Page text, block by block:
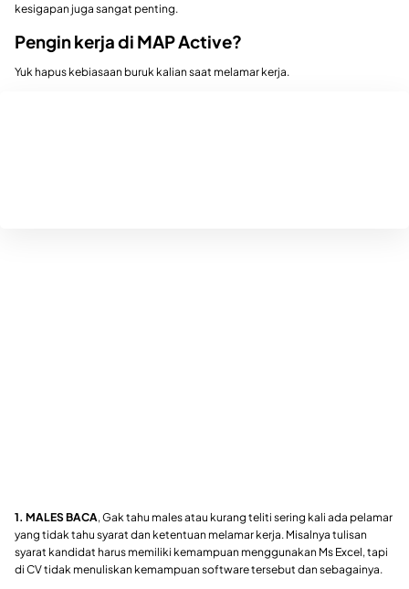
kesigapan juga sangat penting.
Pengin kerja di MAP Active?
Yuk hapus kebiasaan buruk kalian saat melamar kerja.
1. MALES BACA, Gak tahu males atau kurang teliti sering kali ada pelamar
yang tidak tahu syarat dan ketentuan melamar kerja. Misalnya tulisan
syarat kandidat harus memiliki kemampuan menggunakan Ms Excel, tapi
di CV tidak menuliskan kemampuan software tersebut dan sebagainya.